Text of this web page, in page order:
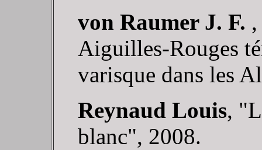
von Raumer J. F.
Aiguilles-Rouges
varisque dans les
Reynaud Louis,
blanc", 2008.